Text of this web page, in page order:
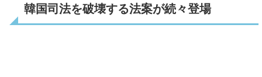
韓国司法を破壊する法案が続々登場